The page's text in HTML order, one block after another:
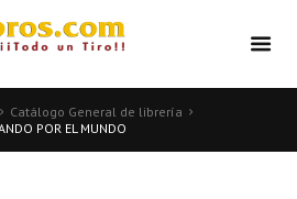
Catálogo General de librería
POR EL MUNDO